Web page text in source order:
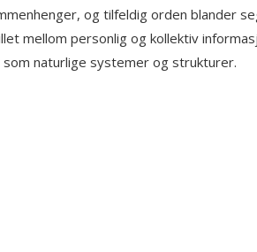
og tilfeldig orden blander
mellom personlig og kollektiv
naturlige systemer og strukturer.